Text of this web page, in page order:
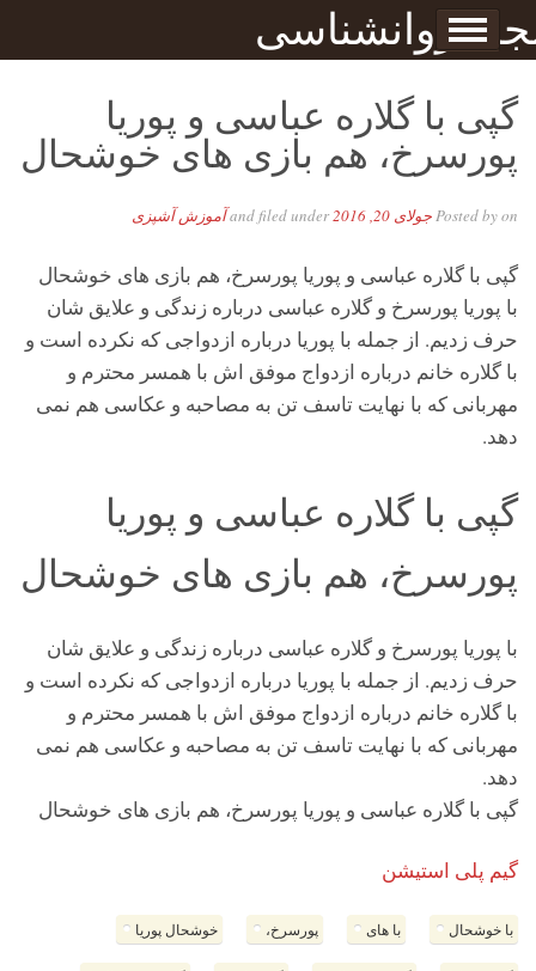
روانشناسی
Skip to content
برگه نمونه
گپی با گلاره عباسی و پوریا
پورسرخ، هم بازی های خوشحال
Posted byon جولای 20, 2016 and filed underآموزش آشپزی
گپی با گلاره عباسی و پوریا پورسرخ، هم بازی های خوشحال
با پوریا پورسرخ و گلاره عباسی درباره زندگی و علایق شان
حرف زدیم. از جمله با پوریا درباره ازدواجی که نکرده است و
با گلاره خانم درباره ازدواج موفق اش با همسر محترم و
مهربانی که با نهایت تاسف تن به مصاحبه و عکاسی هم نمی
دهد.
گپی با گلاره عباسی و پوریا
پورسرخ، هم بازی های خوشحال
با پوریا پورسرخ و گلاره عباسی درباره زندگی و علایق شان
حرف زدیم. از جمله با پوریا درباره ازدواجی که نکرده است و
با گلاره خانم درباره ازدواج موفق اش با همسر محترم و
مهربانی که با نهایت تاسف تن به مصاحبه و عکاسی هم نمی
دهد.
گپی با گلاره عباسی و پوریا پورسرخ، هم بازی های خوشحال
گیم پلی استیشن
با خوشحال با های پورسرخ، خوشحال پوریا